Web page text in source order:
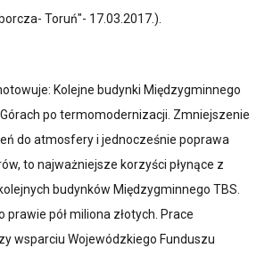
Toruń"- 17.03.2017.).
Kolejne budynki Międzygminnego
po termomodernizacji. Zmniejszenie
do atmosfery i jednocześnie poprawa
to najważniejsze korzyści płynące z
budynków Międzygminnego TBS.
prawie pół miliona złotych. Prace
wsparciu Wojewódzkiego Funduszu